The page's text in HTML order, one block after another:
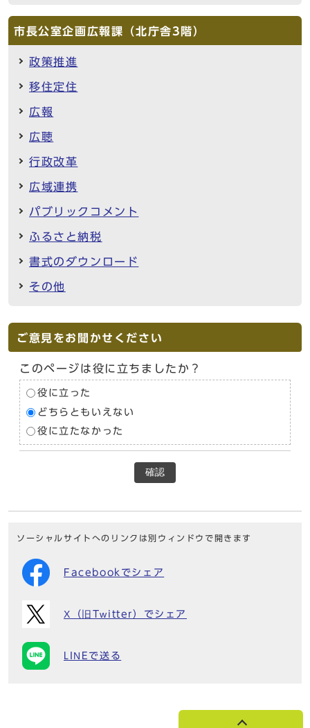
市長公室企画広報課（北庁舎3階）
政策推進
移住定住
広報
広聴
行政改革
広域連携
パブリックコメント
ふるさと納税
書式のダウンロード
その他
ご意見をお聞かせください
このページは役に立ちましたか？
役に立った
どちらともいえない
役に立たなかった
確認
ソーシャルサイトへのリンクは別ウィンドウで開きます
Facebookでシェア
X（旧Twitter）でシェア
LINEで送る